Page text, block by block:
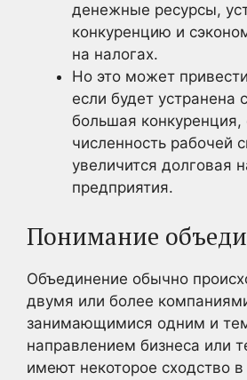
денежные ресурсы,
конкуренцию и
на налогах.
Но это может
если будет устранена
большая конкуренция,
численность рабочей
увеличится долговая
предприятия.
Понимание
Объединение обычно
двумя или более
занимающимися одним и
направлением бизнеса или
имеют некоторое сходство